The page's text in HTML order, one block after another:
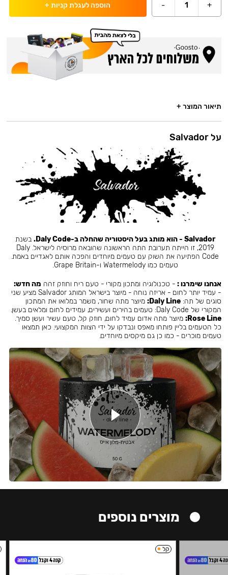
+
1
- הוספה לעגלת קניות +
תיאור המוצר +
על Salvador
Salvador - הוא מותג בעל היסטוריה שהחלה ב-Daly Code.
בשנת
2019, זו הייתה תערובת התה הראשונה שהובאה מרוסיה לישראל. Daly
Code הפתיעה את השוק עם טעמים מיוחדים והפכה אותם לאגדיים באמת.
טעמים כמו Watermelody ו-Grape Britain.
אנחנו שימרנו : - טכנולוגיה ומתכון מקורי - טעם ריח וחוזק זהה מה חדש:
- עמיד יותר לחום - אריזה נוחה - מיוצר בישראל המותג Salvador מציע שני
סוגים של תה:Daly Line: מיוצר מתה שחור, משמר במלואו את המתכון
המקורי של Daly Code: טעמים בהירים ועשירים, עמידים לחום ומלאים בעשן.
Rose Line: מיוצר מתה אדום עמיד לחום, חוזק קל, טעם עשיר ועשן סמיך.
כל הטעמים בליין פותחו מאפס ונבדקו על ידי הצוות המקצועי. כאן תמצאו
טעמים מוכרים - כמו כן גם מיקסים מיוחדים.
מוצרים נוספים
קל